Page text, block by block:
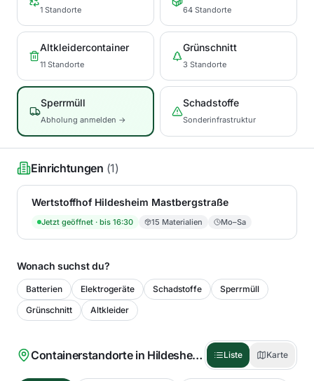
1 Standorte 64 Standorte
Altkleidercontainer
11 Standorte
Grünschnitt
3 Standorte
Sperrmüll
Abholung anmelden →
Schadstoffe
Sonderinfrastruktur
Einrichtungen (1)
Wertstoffhof Hildesheim Mastbergstraße
Jetzt geöffnet · bis 16:30 15 Materialien Mo–Sa
Wonach suchst du?
Batterien Elektrogeräte Schadstoffe
Sperrmüll
Grünschnitt
Altkleider
Containerstandorte in Hildesheim 104)
Liste Karte